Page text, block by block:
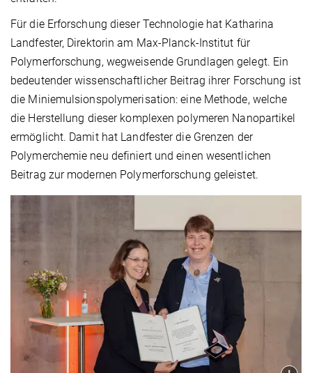
Für die Erforschung dieser Technologie hat Katharina
Landfester, Direktorin am Max-Planck-Institut für
Polymerforschung, wegweisende Grundlagen gelegt. Ein
bedeutender wissenschaftlicher Beitrag ihrer Forschung ist
die Miniemulsionspolymerisation: eine Methode, welche
die Herstellung dieser komplexen polymeren Nanopartikel
ermöglicht. Damit hat Landfester die Grenzen der
Polymerchemie neu definiert und einen wesentlichen
Beitrag zur modernen Polymerforschung geleistet.